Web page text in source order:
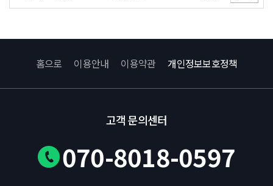
홈으로 이용안내 이용약관 개인정보보호정책
고객 문의센터
070-8018-0597